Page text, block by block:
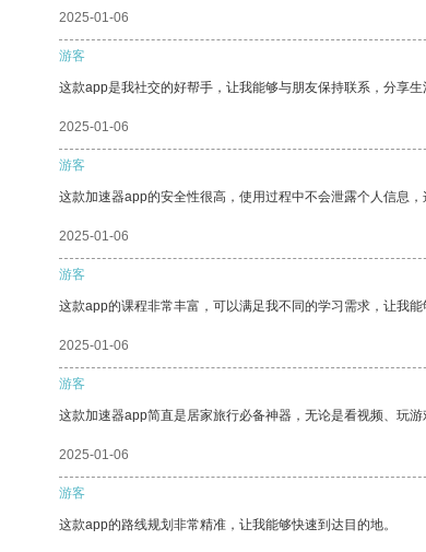
2025-01-06
游客
这款app是我社交的好帮手，让我能够与朋友保持联系，分享生
2025-01-06
游客
这款加速器app的安全性很高，使用过程中不会泄露个人信息
2025-01-06
游客
这款app的课程非常丰富，可以满足我不同的学习需求，让我能
2025-01-06
游客
这款加速器app简直是居家旅行必备神器，无论是看视频、玩
2025-01-06
游客
这款app的路线规划非常精准，让我能够快速到达目的地。